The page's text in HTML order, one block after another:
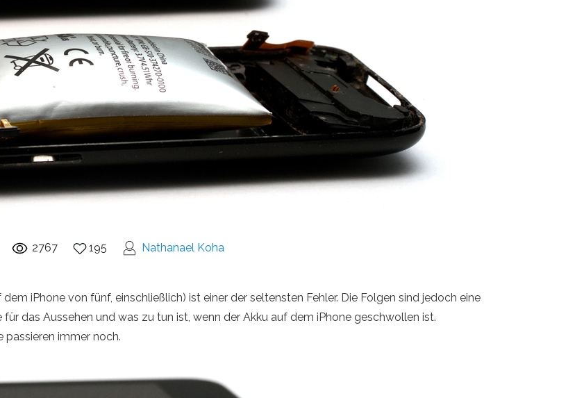
2767 195 Nathanael Koha
iPhone von fünf, einschließlich) ist einer der seltensten Fehler. Die Folgen sind jedoch eine
das Aussehen und was zu tun ist, wenn der Akku auf dem iPhone geschwollen ist.
passieren immer noch.